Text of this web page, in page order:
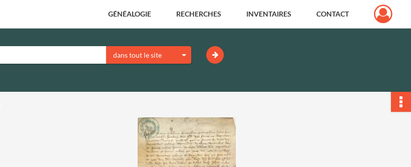
GÉNÉALOGIE RECHERCHES INVENTAIRES CONTACT
dans tout le site